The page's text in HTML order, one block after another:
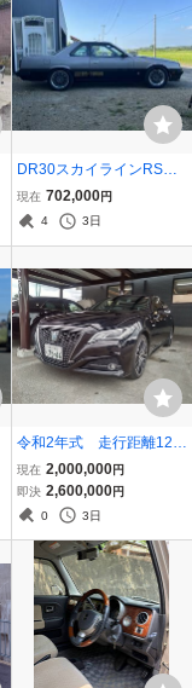
DR30スカイラインRSタ
ーボ前期 レストアベー
ス 要整備車両
現在 702,000円
4
3日
令和2年式 走行距離12万
台 室内オールブラッ
ク フロントガラス内に
走行距離表示
現在 2,000,000円
即決 2,600,000円
0
3日